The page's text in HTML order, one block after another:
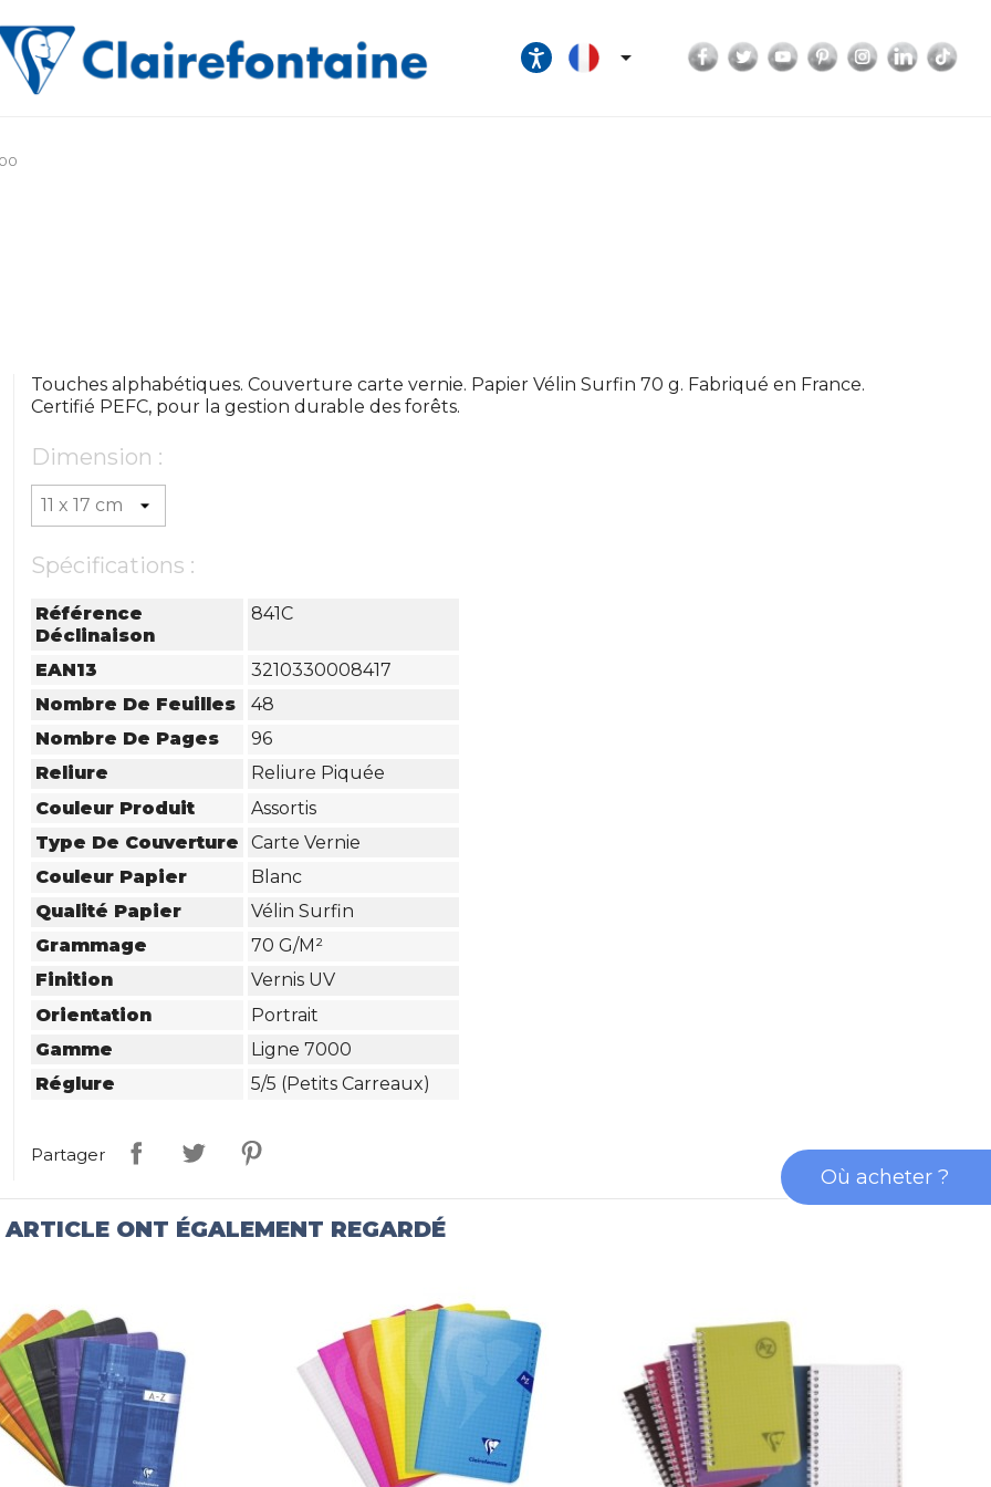
 Facebook
TwitterYouTubePinterestInstagram
Touches alphabétiques. Couverture carte vernie. Papier Vélin Surfin 70 g. Fabriqué en France.
Certifié PEFC, pour la gestion durable des forêts.
Dimension :
Spécifications :
Référence
Déclinaison
841C
EAN13
3210330008417
Nombre De Feuilles
48
Nombre De Pages
96
Reliure
Reliure Piquée
Couleur Produit
Assortis
Type De Couverture
Carte Vernie
Couleur Papier
Blanc
Qualité Papier
Vélin Surfin
Grammage
70 G/m²
Finition
Vernis UV
Orientation
Portrait
Gamme
Ligne 7000
Réglure
5/5 (petits Carreaux)
Partager
ONT ÉGALEMENT REGARDÉ
Où acheter ?